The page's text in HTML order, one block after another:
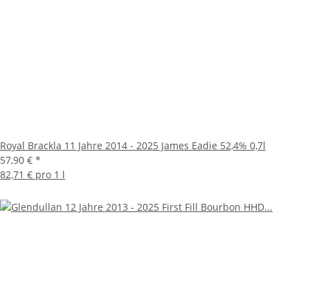
Royal Brackla 11 Jahre 2014 - 2025 James Eadie 52,4% 0,7l
57,90 € *
82,71 € pro 1 l